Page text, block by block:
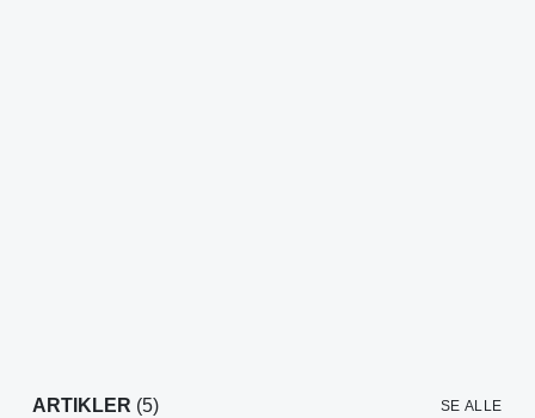
ARTIKLER (5) SE ALLE